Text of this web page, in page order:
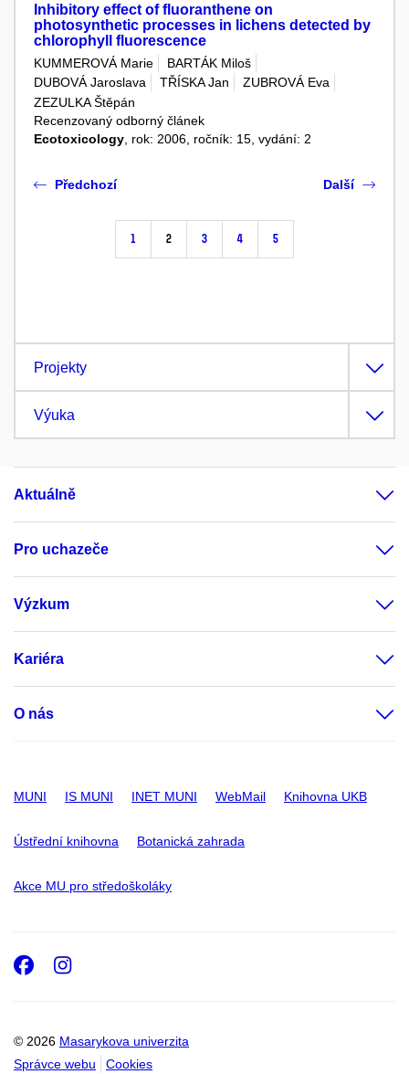
Inhibitory effect of fluoranthene on
photosynthetic processes in lichens detected by
chlorophyll fluorescence
KUMMEROVÁ Marie
BARTÁK Miloš
DUBOVÁ Jaroslava
TŘÍSKA Jan
ZUBROVÁ Eva
ZEZULKA Štěpán
Recenzovaný odborný článek
Ecotoxicology , rok: 2006, ročník: 15, vydání: 2
Předchozí
1 2 3 4 5
Další
Projekty
Výuka
Aktuálně
Pro uchazeče
Výzkum
Kariéra
O nás
MUNI IS MUNI INET MUNI WebMail Knihovna UKB
Ústřední knihovna Botanická zahrada
Akce MU pro středoškoláky
© 2026 Masarykova univerzita
Správce webu
Cookies
Facebook
Instagram